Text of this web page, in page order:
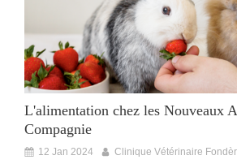
L'alimentation chez les Nouveaux
Compagnie
12 Jan 2024 Clinique Vétérinaire